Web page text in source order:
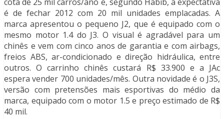
é de fechar 2012 com 20 mil unidades emplacadas. A
marca apresentou o pequeno J2, que é equipado com o
mesmo motor 1.4 do J3. O visual é agradável para um
chinês e vem com cinco anos de garantia e com airbags,
freios ABS, ar-condicionado e direção hidráulica, entre
outros. O carrinho chinês custará R$ 33.900 e a JAc
espera vender 700 unidades/mês. Outra novidade é o J3S,
versão com pretensões mais esportivas do médio da
marca, equipado com o motor 1.5 e preço estimado de R$
40 mil.